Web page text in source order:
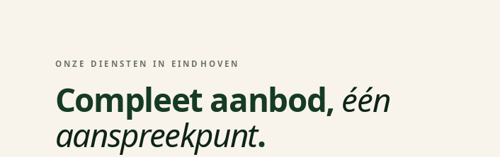
ONZE DIENSTEN IN EINDHOVEN
Compleet aanbod, één
aanspreekpunt.